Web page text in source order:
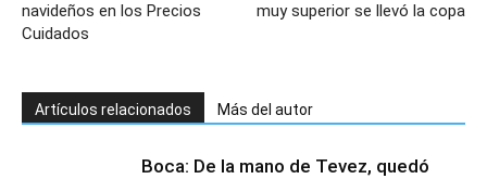
navideños en los Precios
Cuidados
muy superior se llevó la copa
Artículos relacionados Más del autor
Boca: De la mano de Tevez, quedó